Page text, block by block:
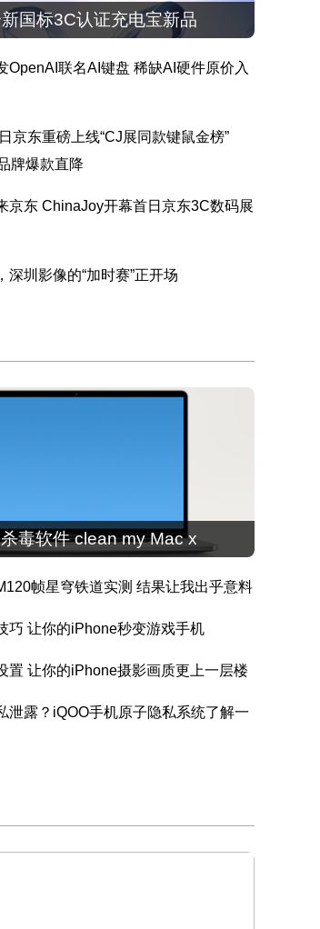
国标3C认证充电宝新品
OpenAI联名AI键盘 稀缺AI硬件原价入
京东重磅上线“CJ展同款键鼠金榜”
牌爆款直降
京东 ChinaJoy开幕首日京东3C数码展
深圳影像的“加时赛”正开场
毒软件 clean my Mac x
帧星穹铁道实测 结果让我出乎意料
巧 让你的iPhone秒变游戏手机
置 让你的iPhone摄影画质更上一层楼
泄露？iQOO手机原子隐私系统了解一